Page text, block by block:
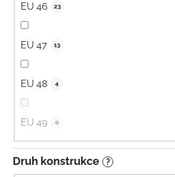
EU 46 23
EU 47 13
EU 48 4
EU 49 0
Druh konstrukce ?